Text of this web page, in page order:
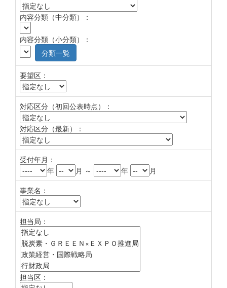
内容分類（中分類）：
内容分類（小分類）：
分類一覧
要望区：
対応区分（初回公表時点）：
対応区分（最新）：
受付年月：
年
月 ～ 年
月
事業名：
担当局：
担当区：